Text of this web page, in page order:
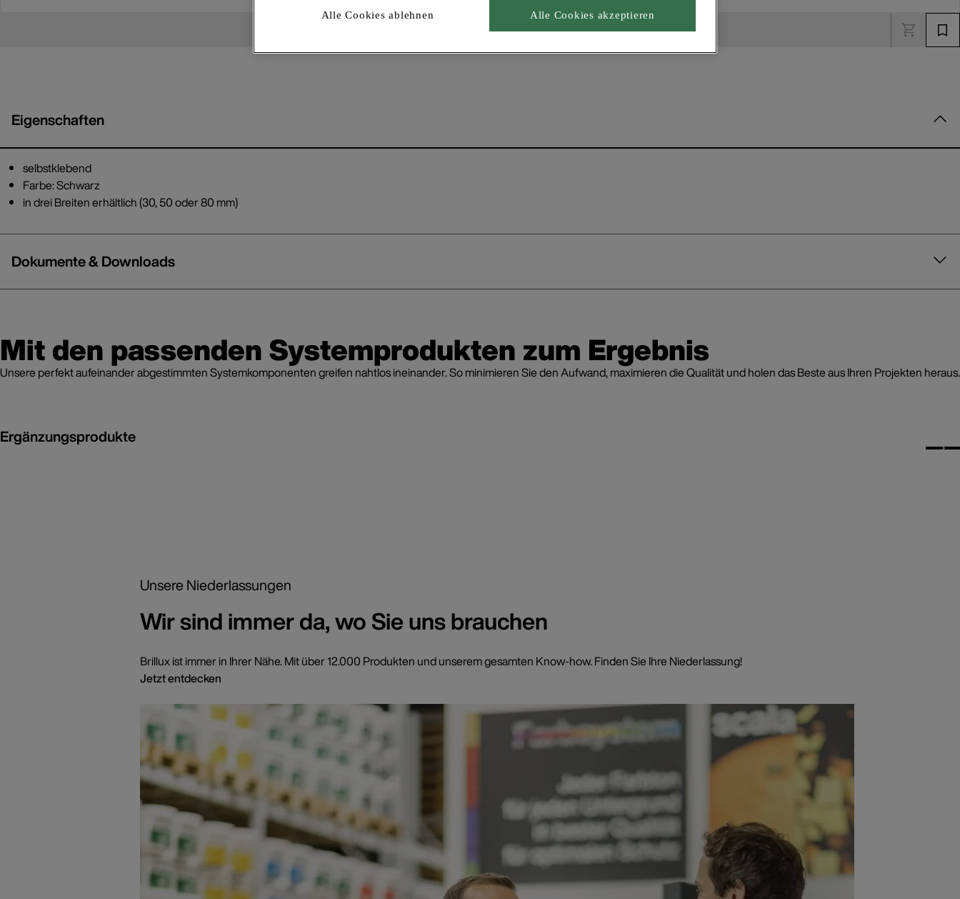
Produkt in den Warenkorb
Eigenschaften
selbstklebend
Farbe: Schwarz
in drei Breiten erhältlich (30, 50 oder 80 mm)
Dokumente & Downloads
Mit den passenden Systemprodukten zum Ergebnis
Unsere perfekt aufeinander abgestimmten Systemkomponenten greifen nahtlos ineinander. So minimieren Sie den Aufwand, maximieren die Qualität und holen das Beste aus Ihren Projekten heraus.
Ergänzungsprodukte
Unsere Niederlassungen
Wir sind immer da, wo Sie uns brauchen
Brillux ist immer in Ihrer Nähe. Mit über 12.000 Produkten und unserem gesamten Know-how. Finden Sie Ihre Niederlassung!
Jetzt entdecken
Alle Cookies ablehnen Alle Cookies akzeptieren